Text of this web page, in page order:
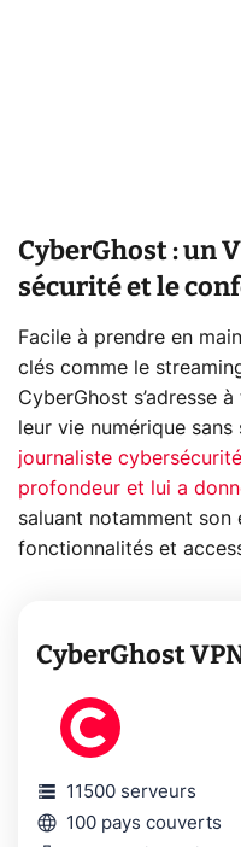
CyberGhost : un
sécurité et le
Facile à prendre en
clés comme le
CyberGhost s’adresse
leur vie numérique
journaliste cybersécurité
profondeur et lui a
saluant notamment
fonctionnalités et
CyberGhost
storage 11500 serveurs
language 100 pays couverts